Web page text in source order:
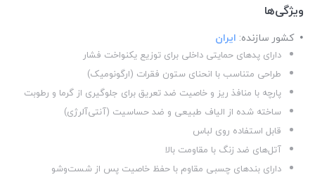
ویژگی‌ها
کشور سازنده: ایران
دارای پدهای حمایتی داخلی برای توزیع یکنواخت فشار
طراحی متناسب با انحنای ستون فقرات (ارگونومیک)
پارچه با منافذ ریز و خاصیت ضد تعریق برای جلوگیری از گرما و رطوبت
ساخته شده از الیاف طبیعی و ضد حساسیت (آنتی‌آلرژی)
قابل استفاده روی لباس
آتل‌های ضد زنگ با مقاومت بالا
دارای بندهای چسبی مقاوم با حفظ خاصیت پس از شست‌وشو